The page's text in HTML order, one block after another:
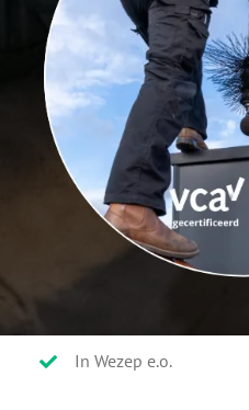
In Wezep e.o.